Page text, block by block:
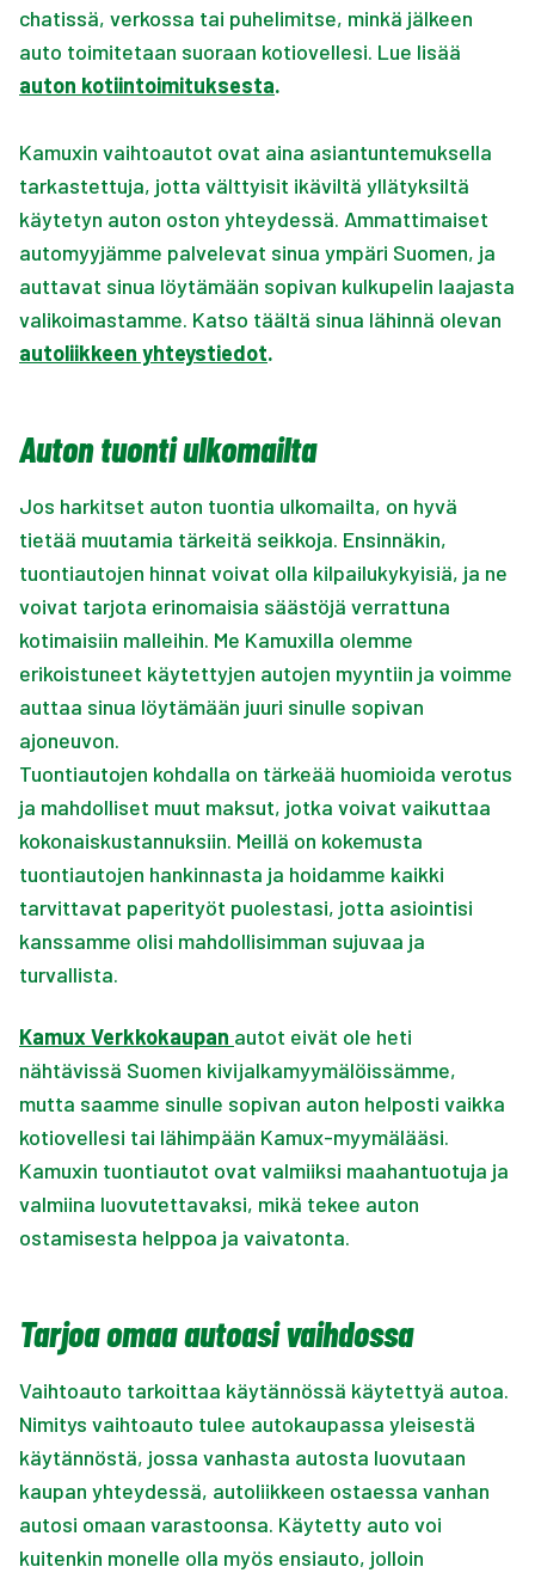
chatissä, verkossa tai puhelimitse, minkä jälkeen
auto toimitetaan suoraan kotiovellesi. Lue lisää
auton kotiintoimituksesta.
Kamuxin vaihtoautot ovat aina asiantuntemuksella
tarkastettuja, jotta välttyisit ikäviltä yllätyksiltä
käytetyn auton oston yhteydessä. Ammattimaiset
automyyjämme palvelevat sinua ympäri Suomen, ja
auttavat sinua löytämään sopivan kulkupelin laajasta
valikoimastamme. Katso täältä sinua lähinnä olevan
autoliikkeen yhteystiedot.
Auton tuonti ulkomailta
Jos harkitset auton tuontia ulkomailta, on hyvä
tietää muutamia tärkeitä seikkoja. Ensinnäkin,
tuontiautojen hinnat voivat olla kilpailukykyisiä, ja ne
voivat tarjota erinomaisia säästöjä verrattuna
kotimaisiin malleihin. Me Kamuxilla olemme
erikoistuneet käytettyjen autojen myyntiin ja voimme
auttaa sinua löytämään juuri sinulle sopivan
ajoneuvon.
Tuontiautojen kohdalla on tärkeää huomioida verotus
ja mahdolliset muut maksut, jotka voivat vaikuttaa
kokonaiskustannuksiin. Meillä on kokemusta
tuontiautojen hankinnasta ja hoidamme kaikki
tarvittavat paperityöt puolestasi, jotta asiointisi
kanssamme olisi mahdollisimman sujuvaa ja
turvallista.
Kamux Verkkokaupan autot eivät ole heti
nähtävissä Suomen kivijalkamyymälöissämme,
mutta saamme sinulle sopivan auton helposti vaikka
kotiovellesi tai lähimpään Kamux-myymälääsi.
Kamuxin tuontiautot ovat valmiiksi maahantuotuja ja
valmiina luovutettavaksi, mikä tekee auton
ostamisesta helppoa ja vaivatonta.
Tarjoa omaa autoasi vaihdossa
Vaihtoauto tarkoittaa käytännössä käytettyä autoa.
Nimitys vaihtoauto tulee autokaupassa yleisestä
käytännöstä, jossa vanhasta autosta luovutaan
kaupan yhteydessä, autoliikkeen ostaessa vanhan
autosi omaan varastoonsa. Käytetty auto voi
kuitenkin monelle olla myös ensiauto, jolloin